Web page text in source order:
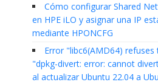
Cómo configurar Shared
en HPE iLO y asignar una IP
mediante HPONCFG
Error "libc6(AMD64) refuses
"dpkg-divert: error: cannot
al actualizar Ubuntu 22.04 a